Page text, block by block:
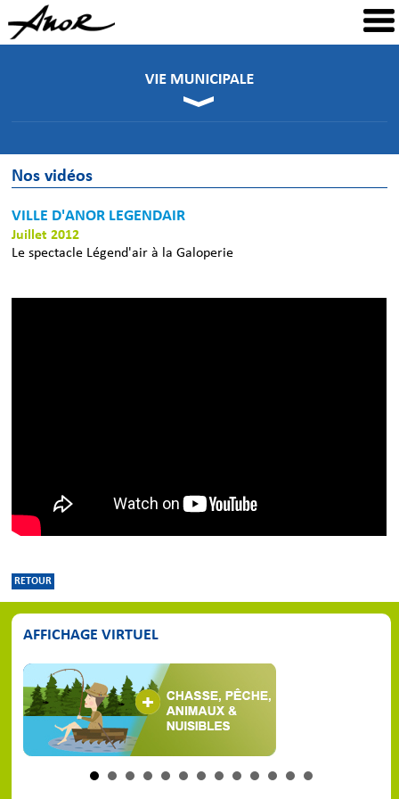
Nos vidéos
VILLE D'ANOR LEGENDAIR
Juillet 2012
Le spectacle Légend'air à la Galoperie
RETOUR
AFFICHAGE VIRTUEL